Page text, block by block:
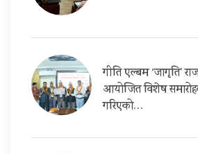
गीति एल्बम ‘जागृति’
आयोजित विशेष
गरिएको…